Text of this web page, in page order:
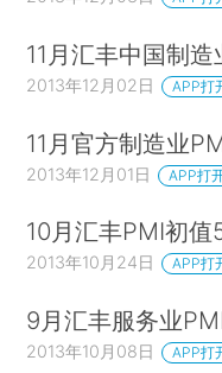
11月汇丰中国制
2013年12月02日 APP打
11月官方制造业
2013年12月01日 APP打
10月汇丰PMI初
2013年10月24日 APP打
9月汇丰服务业
2013年10月08日 APP打